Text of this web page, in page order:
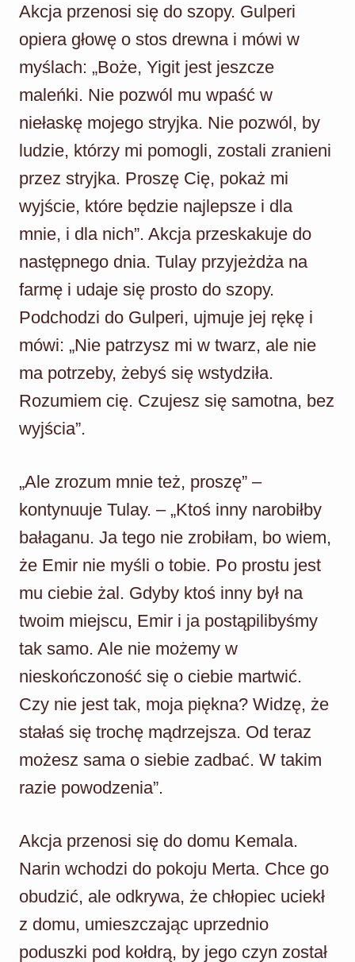
Akcja przenosi się do szopy. Gulperi
opiera głowę o stos drewna i mówi w
myślach: „Boże, Yigit jest jeszcze
maleńki. Nie pozwól mu wpaść w
niełaskę mojego stryjka. Nie pozwól, by
ludzie, którzy mi pomogli, zostali zranieni
przez stryjka. Proszę Cię, pokaż mi
wyjście, które będzie najlepsze i dla
mnie, i dla nich”. Akcja przeskakuje do
następnego dnia. Tulay przyjeżdża na
farmę i udaje się prosto do szopy.
Podchodzi do Gulperi, ujmuje jej rękę i
mówi: „Nie patrzysz mi w twarz, ale nie
ma potrzeby, żebyś się wstydziła.
Rozumiem cię. Czujesz się samotna, bez
wyjścia”.
„Ale zrozum mnie też, proszę” –
kontynuuje Tulay. – „Ktoś inny narobiłby
bałaganu. Ja tego nie zrobiłam, bo wiem,
że Emir nie myśli o tobie. Po prostu jest
mu ciebie żal. Gdyby ktoś inny był na
twoim miejscu, Emir i ja postąpilibyśmy
tak samo. Ale nie możemy w
nieskończoność się o ciebie martwić.
Czy nie jest tak, moja piękna? Widzę, że
stałaś się trochę mądrzejsza. Od teraz
możesz sama o siebie zadbać. W takim
razie powodzenia”.
Akcja przenosi się do domu Kemala.
Narin wchodzi do pokoju Merta. Chce go
obudzić, ale odkrywa, że chłopiec uciekł
z domu, umieszczając uprzednio
poduszki pod kołdrą, by jego czyn został